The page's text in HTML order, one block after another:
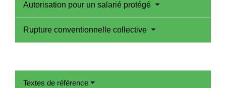
Autorisation pour un salarié protégé
Rupture conventionnelle collective
Textes de référence